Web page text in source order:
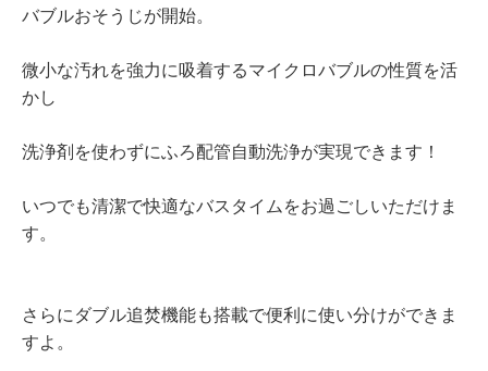
バブルおそうじが開始。
微小な汚れを強力に吸着するマイクロバブルの性質を活
かし
洗浄剤を使わずにふろ配管自動洗浄が実現できます！
いつでも清潔で快適なバスタイムをお過ごしいただけま
す。
さらにダブル追焚機能も搭載で便利に使い分けができま
すよ。